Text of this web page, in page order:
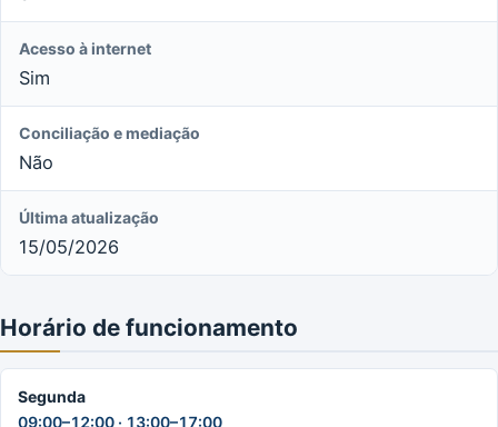
Acesso à internet
Sim
Conciliação e mediação
Não
Última atualização
15/05/2026
Horário de funcionamento
Segunda
09:00–12:00 · 13:00–17:00